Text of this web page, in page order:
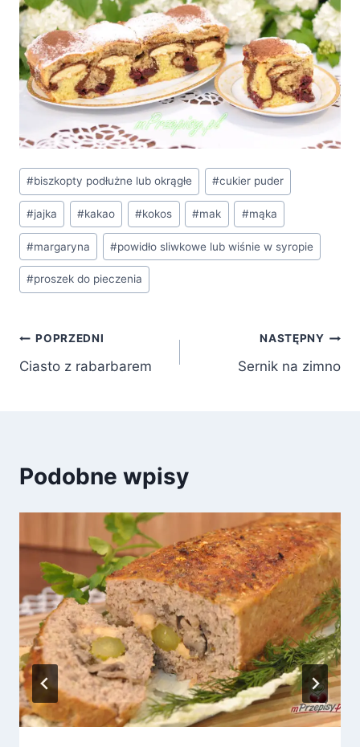
Tagi
wpisu:
#biszkopty podłużne lub okrągłe #cukier puder
#jajka #kakao #kokos #mak #mąka
#margaryna #powidło sliwkowe lub wiśnie w syropie
#proszek do pieczenia
Nawigacja
wpisu
POPRZEDNI
Ciasto z rabarbarem
NASTĘPNY
Sernik na zimno
Podobne wpisy